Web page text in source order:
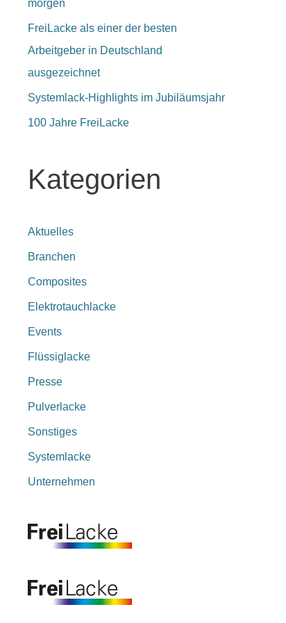
morgen
FreiLacke als einer der besten
Arbeitgeber in Deutschland
ausgezeichnet
Systemlack-Highlights im Jubiläumsjahr
100 Jahre FreiLacke
Kategorien
Aktuelles
Branchen
Composites
Elektrotauchlacke
Events
Flüssiglacke
Presse
Pulverlacke
Sonstiges
Systemlacke
Unternehmen